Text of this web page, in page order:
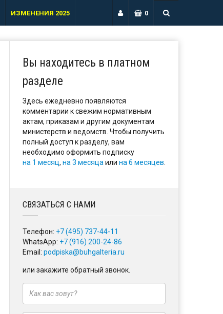
ИЗМЕНЕНИЯ 2025 0
Вы находитесь в платном
разделе
Здесь ежедневно появляются
комментарии к свежим нормативным
актам, приказам и другим документам
министерств и ведомств. Чтобы получить
полный доступ к разделу, вам
необходимо оформить подписку
на 1 месяц, на 3 месяца или на 6 месяцев
СВЯЗАТЬСЯ С НАМИ
Телефон: +7 (495) 737-44-11
WhatsApp: +7 (916) 200-24-86
Email: podpiska@buhgalteria.ru
или закажите обратный звонок.